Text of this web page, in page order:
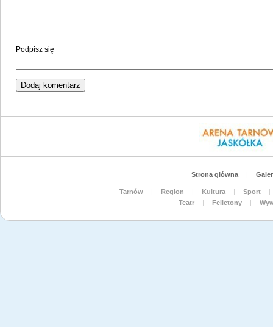
Podpisz się
Strona główna |
Tarnów | Region | Kultura | Sport
|
Teatr
| Felietony |